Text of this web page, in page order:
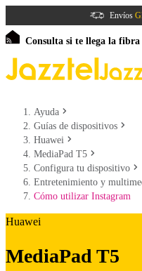
Envíos
Consulta si te llega la fibra
Ayuda
Guías de dispositivos
Huawei
MediaPad T5
Configura tu dispositivo
Entretenimiento y
Cómo utilizar Instagram
Huawei
MediaPad T5